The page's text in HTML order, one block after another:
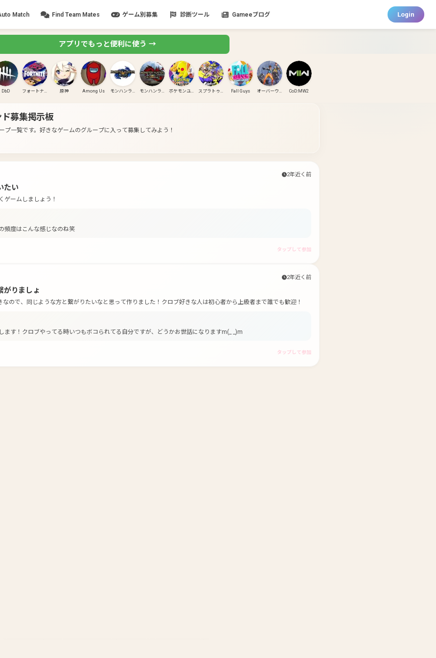
Match Find Team Mates ゲーム別募集 診断ツール Gameeブログ Login
アプリでもっと便利に使う →
DbD フォートナイト 原神 Among Us モンハンライズ モンハンライズ:サンブレイク ポケモンユナイト スプラトゥーン3 Fall Guys オーバーウォッチ CoD:MW2
ド募集掲示板
プ一覧です。 好きなゲームのグループに入って募集してみよう！
2年近く前
たい
ゲームしましょう！
頻度はこんな感じなのね笑
タップして参加
2年近く前
がりましょ
なので、同じような方と繋がりたいなと思って作りました！クロブ好きな人は初心者から上級者まで誰でも歓迎！
ます！クロブやってる時いつもボコられてる自分ですが、どうかお世話になりますm(_ _)m
タップして参加